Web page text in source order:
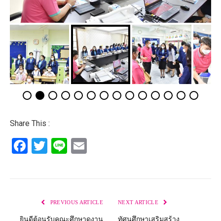
Share This :
Facebook
Twitter
Line
PREVIOUS ARTICLE
ยินดีต้อนรับคณะศึกษาดูงาน
NEXT ARTICLE
ทัศนศึกษาเสริมสร้าง